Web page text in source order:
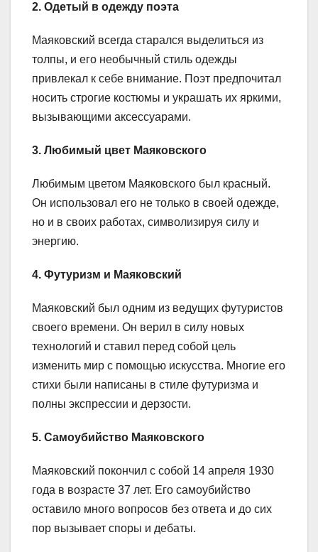
2. Одетый в одежду поэта
Маяковский всегда старался выделиться из
толпы, и его необычный стиль одежды
привлекал к себе внимание. Поэт предпочитал
носить строгие костюмы и украшать их яркими,
вызывающими аксессуарами.
3. Любимый цвет Маяковского
Любимым цветом Маяковского был красный.
Он использовал его не только в своей одежде,
но и в своих работах, символизируя силу и
энергию.
4. Футуризм и Маяковский
Маяковский был одним из ведущих футуристов
своего времени. Он верил в силу новых
технологий и ставил перед собой цель
изменить мир с помощью искусства. Многие его
стихи были написаны в стиле футуризма и
полны экспрессии и дерзости.
5. Самоубийство Маяковского
Маяковский покончил с собой 14 апреля 1930
года в возрасте 37 лет. Его самоубийство
оставило много вопросов без ответа и до сих
пор вызывает споры и дебаты.